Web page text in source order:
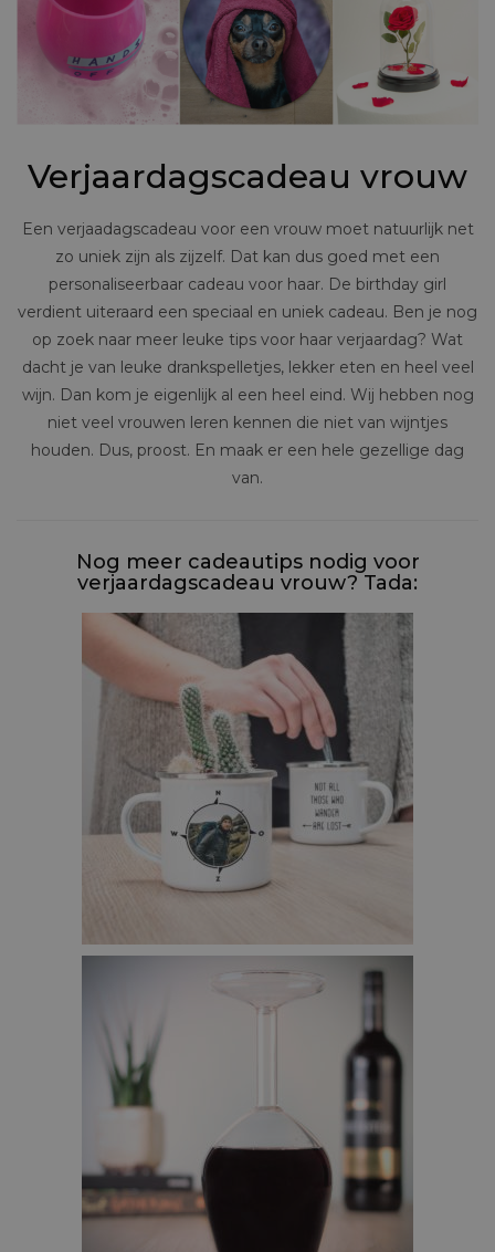
Verjaardagscadeau vrouw
Een verjaadagscadeau voor een vrouw moet natuurlijk net
zo uniek zijn als zijzelf. Dat kan dus goed met een
personaliseerbaar cadeau voor haar. De birthday girl
verdient uiteraard een speciaal en uniek cadeau. Ben je nog
op zoek naar meer leuke tips voor haar verjaardag? Wat
dacht je van leuke drankspelletjes, lekker eten en heel veel
wijn. Dan kom je eigenlijk al een heel eind. Wij hebben nog
niet veel vrouwen leren kennen die niet van wijntjes
houden. Dus, proost. En maak er een hele gezellige dag
van.
Nog meer cadeautips nodig voor
verjaardagscadeau vrouw? Tada:
PERSONALISEERBARE METALEN MOK MET FOTO